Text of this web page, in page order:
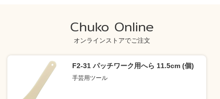
Chuko Online
オンラインストアでご注文
F2-31 パッチワーク用へら 11.5cm (個)
手芸用ツール